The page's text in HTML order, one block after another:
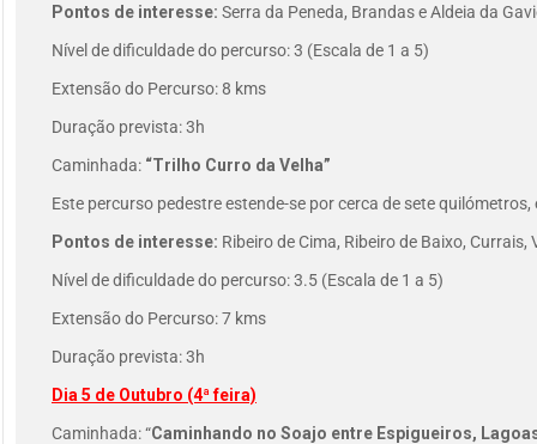
Pontos de interesse: Serra da Peneda, Brandas e Aldeia da
Nível de dificuldade do percurso: 3 (Escala de 1 a 5)
Extensão do Percurso: 8 kms
Duração prevista: 3h
Caminhada: “Trilho Curro da Velha”
Este percurso pedestre estende-se por cerca de sete
Pontos de interesse: Ribeiro de Cima, Ribeiro de Baixo,
Nível de dificuldade do percurso: 3.5 (Escala de 1 a 5)
Extensão do Percurso: 7 kms
Duração prevista: 3h
Dia 5 de Outubro (4ª feira)
Caminhada: “Caminhando no Soajo entre Espigueiros,